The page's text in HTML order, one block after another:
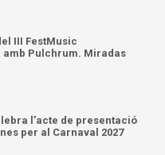
III FestMusic
Pulchrum. Miradas
l’acte de presentació
per al Carnaval 2027